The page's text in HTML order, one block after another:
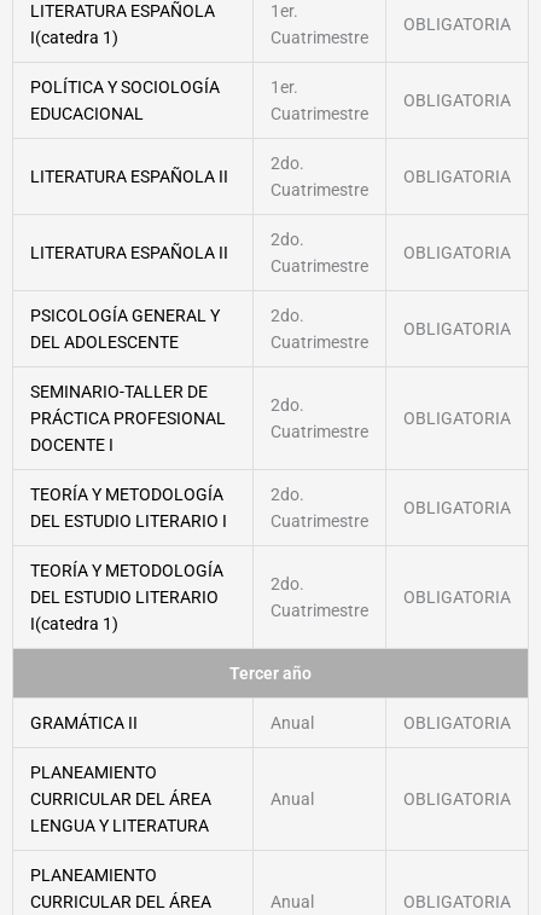
LITERATURA ESPAÑOLA
I(catedra 1)
1er.
Cuatrimestre
OBLIGATORIA
POLÍTICA Y SOCIOLOGÍA
EDUCACIONAL
1er.
Cuatrimestre
OBLIGATORIA
LITERATURA ESPAÑOLA II
2do.
Cuatrimestre
OBLIGATORIA
LITERATURA ESPAÑOLA II
2do.
Cuatrimestre
OBLIGATORIA
PSICOLOGÍA GENERAL Y
DEL ADOLESCENTE
2do.
Cuatrimestre
OBLIGATORIA
SEMINARIO-TALLER DE
PRÁCTICA PROFESIONAL
DOCENTE I
2do.
Cuatrimestre
OBLIGATORIA
TEORÍA Y METODOLOGÍA
DEL ESTUDIO LITERARIO I
2do.
Cuatrimestre
OBLIGATORIA
TEORÍA Y METODOLOGÍA
DEL ESTUDIO LITERARIO
I(catedra 1)
2do.
Cuatrimestre
OBLIGATORIA
Tercer año
GRAMÁTICA II Anual OBLIGATORIA
PLANEAMIENTO
CURRICULAR DEL ÁREA
LENGUA Y LITERATURA
Anual OBLIGATORIA
PLANEAMIENTO
CURRICULAR DEL ÁREA
Anual OBLIGATORIA